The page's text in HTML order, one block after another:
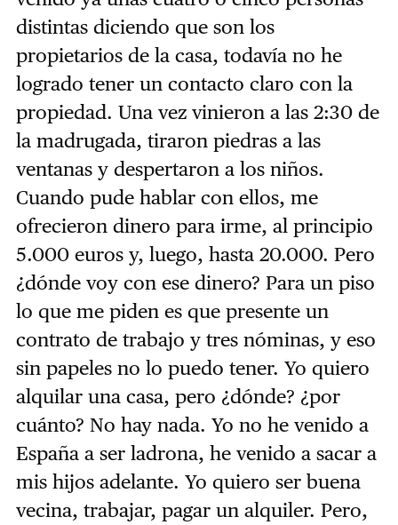
distintas diciendo que son los
propietarios de la casa, todavía no he
logrado tener un contacto claro con la
propiedad. Una vez vinieron a las 2:30 de
la madrugada, tiraron piedras a las
ventanas y despertaron a los niños.
Cuando pude hablar con ellos, me
ofrecieron dinero para irme, al principio
5.000 euros y, luego, hasta 20.000. Pero
¿dónde voy con ese dinero? Para un piso
lo que me piden es que presente un
contrato de trabajo y tres nóminas, y eso
sin papeles no lo puedo tener. Yo quiero
alquilar una casa, pero ¿dónde? ¿por
cuánto? No hay nada. Yo no he venido a
España a ser ladrona, he venido a sacar a
mis hijos adelante. Yo quiero ser buena
vecina, trabajar, pagar un alquiler. Pero,